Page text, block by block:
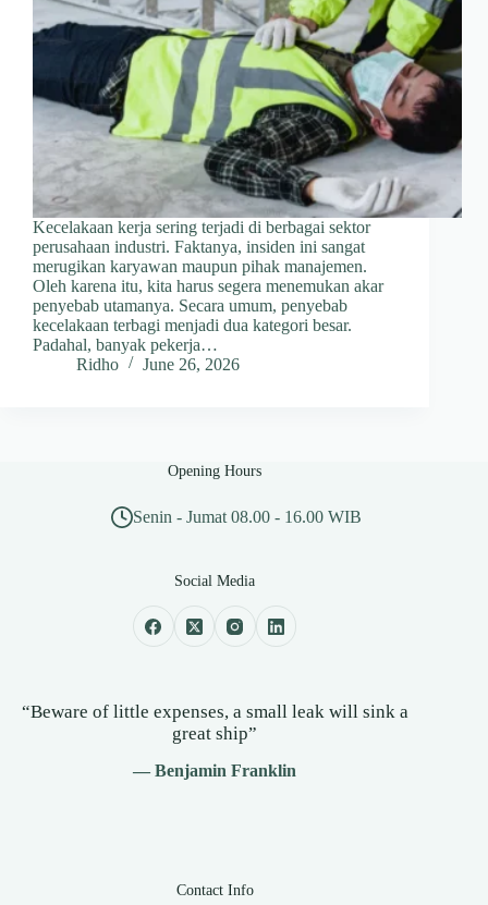
Kecelakaan kerja sering terjadi di berbagai sektor
perusahaan industri. Faktanya, insiden ini sangat
merugikan karyawan maupun pihak manajemen.
Oleh karena itu, kita harus segera menemukan akar
penyebab utamanya. Secara umum, penyebab
kecelakaan terbagi menjadi dua kategori besar.
Padahal, banyak pekerja…
Ridho
June 26, 2026
Opening Hours
Senin - Jumat 08.00 - 16.00 WIB
Social Media
“Beware of little expenses, a small leak will sink a
great ship”
— Benjamin Franklin
Contact Info